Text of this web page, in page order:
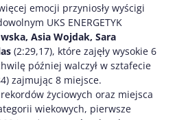
emocji przyniosły wyścigi
UKS ENERGETYK
Asia Wojdak, Sara
(2:29,17), które zajęły wysokie 6
później walczył w sztafecie
zajmując 8 miejsce.
życiowych oraz miejsca
wiekowych, pierwsze